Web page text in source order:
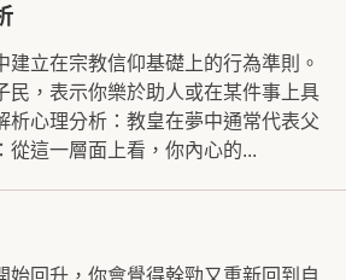
建立在宗教信仰基礎上的行為準則。
民，表示你樂於助人或在某件事上具
析心理分析：教皇在夢中通常代表父
從這一層面上看，你內心的...
始回升，你會覺得幹勁又重新回到自